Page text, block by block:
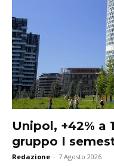
Unipol, +42% a
gruppo I
Redazione - 7 Agosto 2026